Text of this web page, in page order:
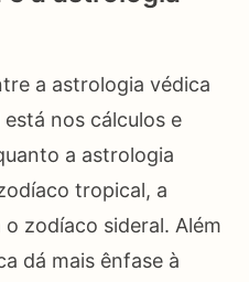
a astrologia védica
nos cálculos e
a astrologia
tropical, a
zodíaco sideral. Além
dá mais ênfase à